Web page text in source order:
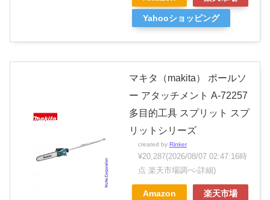
Yahooショッピング
マキタ（makita） ポールソ
ー アタッチメント A-72257
多目的工具 スプリット スプ
リットシリーズ
created by Rinker
¥20,287(2026/08/07 02:47:16時
点 楽天市場調べ-詳細)
Amazon 楽天市場